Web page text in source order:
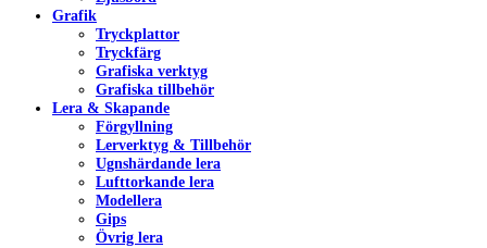
Grafik
Tryckplattor
Tryckfärg
Grafiska verktyg
Grafiska tillbehör
Lera & Skapande
Förgyllning
Lerverktyg & Tillbehör
Ugnshärdande lera
Lufttorkande lera
Modellera
Gips
Övrig lera